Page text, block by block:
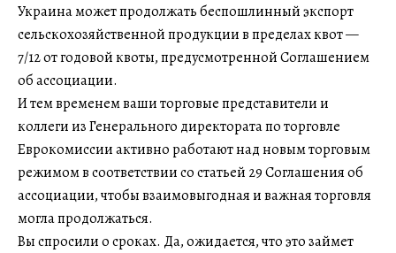
Украина может продолжать беспошлинный экспорт
сельскохозяйственной продукции в пределах квот —
7/12 от годовой квоты, предусмотренной Соглашением
об ассоциации.
И тем временем ваши торговые представители и
коллеги из Генерального директората по торговле
Еврокомиссии активно работают над новым торговым
режимом в соответствии со статьей 29 Соглашения об
ассоциации, чтобы взаимовыгодная и важная торговля
могла продолжаться.
Вы спросили о сроках. Да, ожидается, что это займет